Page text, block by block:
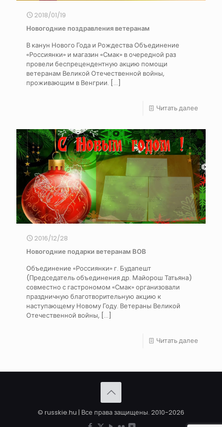
2018/01/19
Новогодние поздравления ветеранам
В канун Нового Года и Рождества Объединение
«Россиянки» и магазин «Смак» в очередной раз
провели беспрецендентную акцию помощи
ветеранам Великой Отечественной войны,
проживающим в Венгрии. […]
Читать далее
2016/12/28
Новогодние подарки ветеранам ВОВ
Объединение «Россиянки» г. Будапешт
(Председатель объединения др. Майорош Татьяна)
совместно с гастрономом «Смак» организовали
праздничную благотворительную акцию к
наступающему Новому Году. Ветераны Великой
Отечественной войны, […]
Читать далее
© russkie.hu | Все права защищены. 2010-2026